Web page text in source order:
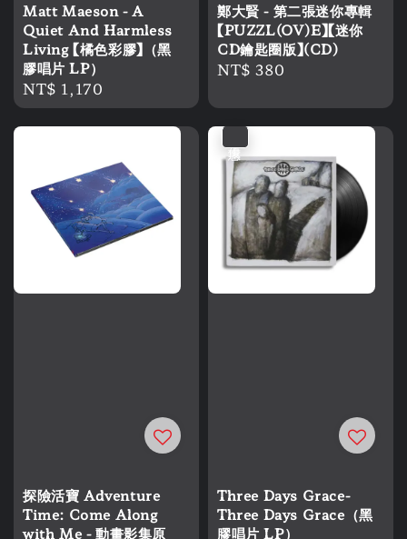
Matt Maeson - A
Quiet And Harmless
Living 【橘色彩膠】（黑
膠唱片 LP）
Regular
price
NT$ 1,170
鄭大賢 - 第二張迷你專輯
【PUZZL(OV)E】【迷你
CD鑰匙圈版】(CD)
Regular
NT$ 380
探險活寶 Adventure
Time: Come Along
with Me - 動畫影集原
Three Days Grace-
Three Days Grace（黑
膠唱片 LP）